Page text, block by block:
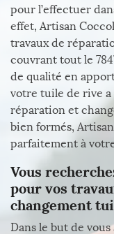
pour l’effectuer
effet, Artisan
travaux de
couvrant tout le
de qualité en
votre tuile de rive a
réparation et
bien formés,
parfaitement à
Vous
pour vos
changement
Dans le but de